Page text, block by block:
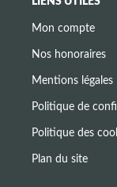
Mon compte
Nos honoraires
Mentions légales
Politique de
Politique des
Plan du site